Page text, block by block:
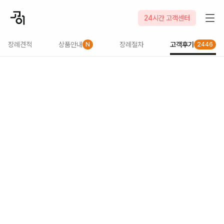
24시간 고객센터
장례견적 상품안내 N 장례절차 고객후기 2446